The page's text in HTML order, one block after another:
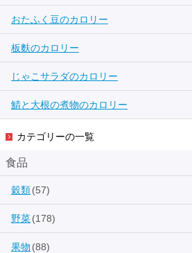
おたふく豆のカロリー
板麩のカロリー
じゃこサラダのカロリー
鯖と大根の煮物のカロリー
カテゴリーの一覧
食品
穀類(57)
野菜(178)
果物 (88)